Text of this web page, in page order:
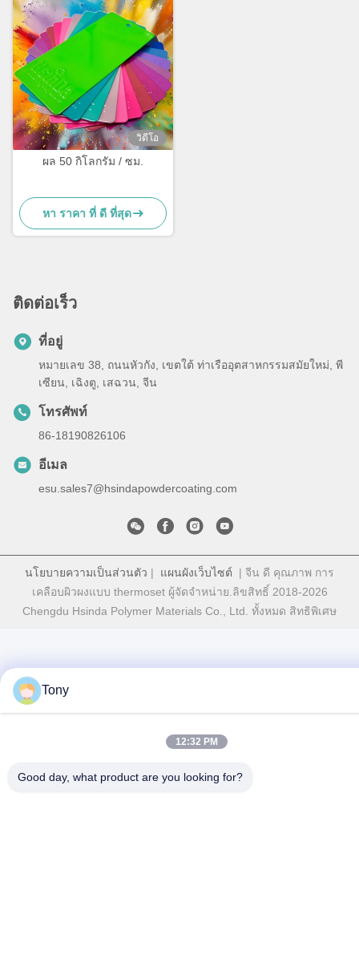
วิดีโอ
ผล 50 กิโลกรัม / ซม.
หา ราคา ที่ ดี ที่สุด
ติดต่อเร็ว
ที่อยู่
หมายเลข 38, ถนนหัวกัง, เขตใต้ ท่าเรืออุตสาหกรรมสมัยใหม่, พี
เซียน, เฉิงตู, เสฉวน, จีน
โทรศัพท์
86-18190826106
อีเมล
esu.sales7@hsindapowdercoating.com
นโยบายความเป็นส่วนตัว | แผนผังเว็บไซต์ | จีน ดี คุณภาพ การ
เคลือบผิวผงแบบ thermoset ผู้จัดจําหน่าย.ลิขสิทธิ์ 2018-2026
Chengdu Hsinda Polymer Materials Co., Ltd. ทั้งหมด สิทธิพิเศษ
Tony
12:32 PM
Good day, what product are you looking for?